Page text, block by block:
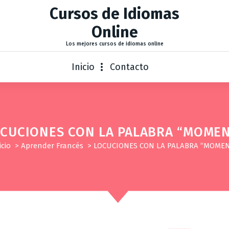
Cursos de Idiomas
Online
Los mejores cursos de idiomas online
Inicio Contacto
CON LA PALABRA
> Aprender Francés > LOCUCIONES CON LA PALABRA